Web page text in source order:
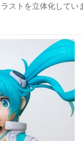
ストを立体化してい